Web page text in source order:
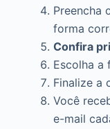
Preencha
forma
Confira
Escolha a
Finalize a
Você
e-mail